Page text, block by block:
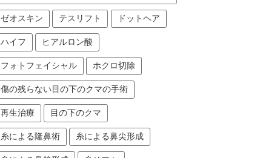
ゼオスキン テスリフト ドットヘア
ハイフ ヒアルロン酸
フォトフェイシャル ホクロ切除
傷の残らない目の下のクマの手術
再生治療 目の下のクマ
糸による隆鼻術 糸による鼻尖形成